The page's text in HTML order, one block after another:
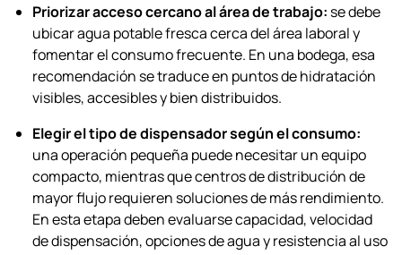
Priorizar acceso cercano al área de trabajo: se debe
ubicar agua potable fresca cerca del área laboral y
fomentar el consumo frecuente. En una bodega, esa
recomendación se traduce en puntos de hidratación
visibles, accesibles y bien distribuidos.
Elegir el tipo de dispensador según el consumo:
una operación pequeña puede necesitar un equipo
compacto, mientras que centros de distribución de
mayor flujo requieren soluciones de más rendimiento.
En esta etapa deben evaluarse capacidad, velocidad
de dispensación, opciones de agua y resistencia al uso